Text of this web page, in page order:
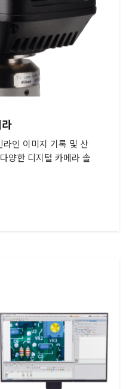
인 이미지 기록 및 산
양한 디지털 카메라 솔